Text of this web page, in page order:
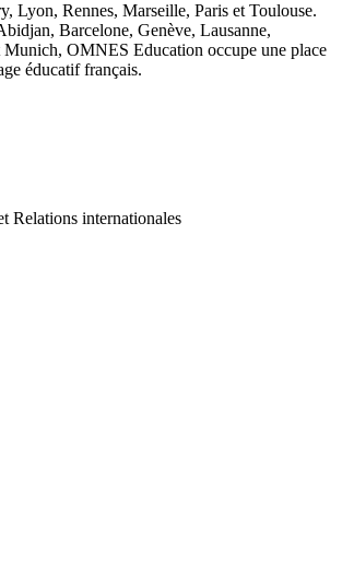
Lyon, Rennes, Marseille, Paris et Toulouse.
Barcelone, Genève, Lausanne,
OMNES Education occupe une place
éducatif français.
Relations internationales